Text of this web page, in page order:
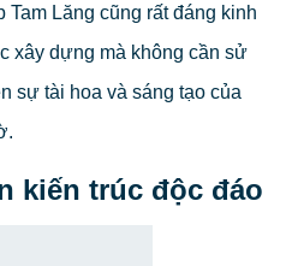
Tam Lăng cũng rất đáng kinh
xây dựng mà không cần sử
sự tài hoa và sáng tạo của
kiến trúc độc đáo